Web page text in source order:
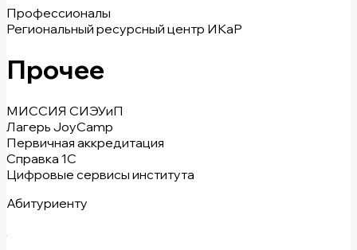
Профессионалы
Региональный ресурсный центр ИКаР
Прочее
МИССИЯ СИЭУиП
Лагерь JoyCamp
Первичная аккредитация
Справка 1С
Цифровые сервисы института
Абитуриенту